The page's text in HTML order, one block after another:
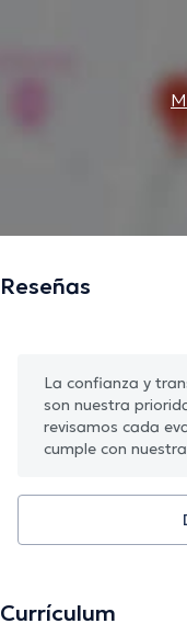
Reseñas
La confianza y
son nuestra
revisamos cada
cumple con
Currículum